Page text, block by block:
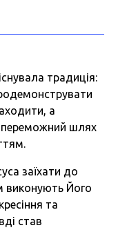
традиція:
а
переможний шлях
заїхати до
виконують Його
та
став